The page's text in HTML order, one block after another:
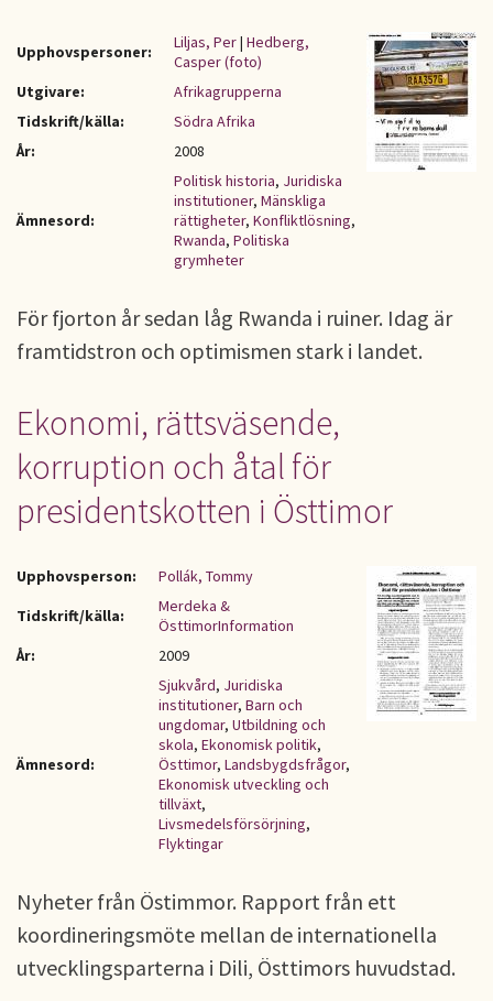
Upphovspersoner: Liljas, Per| Hedberg,
Casper (foto)
Utgivare:
Afrikagrupperna
Tidskrift/källa:
Södra Afrika
År:
2008
Ämnesord:
Politisk historia, Juridiska
institutioner, Mänskliga
rättigheter, Konfliktlösning,
Rwanda, Politiska
grymheter
För fjorton år sedan låg Rwanda i ruiner. Idag är
framtidstron och optimismen stark i landet.
Ekonomi, rättsväsende,
korruption och åtal för
presidentskotten i Östtimor
Upphovsperson:
Pollák, Tommy
Tidskrift/källa:
Merdeka &
ÖsttimorInformation
År:
2009
Ämnesord:
Sjukvård, Juridiska
institutioner, Barn och
ungdomar, Utbildning och
skola, Ekonomisk politik,
Östtimor, Landsbygdsfrågor,
Ekonomisk utveckling och
tillväxt,
Livsmedelsförsörjning,
Flyktingar
Nyheter från Östimmor. Rapport från ett
koordineringsmöte mellan de internationella
utvecklingsparterna i Dili, Östtimors huvudstad.